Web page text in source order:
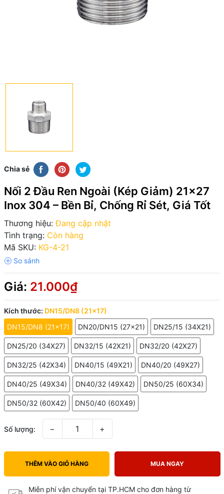
Chia sẻ
Nối 2 Đầu Ren Ngoài (Kép Giảm) 21x27
Inox 304 – Bền Bỉ, Chống Rỉ Sét, Giá Tốt
Thương hiệu: Đang cập nhật
Tình trạng: Còn hàng
Mã SKU: KG-4-21
Giá: 21.000₫
Kích thước: DN15/DN8 (21x17)
DN15/DN8 (21x17)
DN20/DN15 (27x21) DN25/15 (34X21)
DN25/20 (34X27) DN32/15 (42X21) DN32/20 (42X27)
DN32/25 (42X34) DN40/15 (49X21) DN40/20 (49X27)
DN40/25 (49X34) DN40/32 (49X42) DN50/25 (60X34)
DN50/32 (60X42) DN50/40 (60X49)
Số lượng: − +
THÊM VÀO GIỎ HÀNG MUA NGAY
Miễn phí vận chuyển tại TP.HCM cho đơn hàng từ